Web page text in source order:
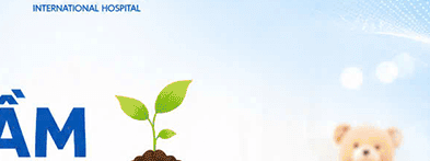
chứng như: tụ mủ, áp xe não,
đến bệnh viện thuộc
đã tin tưởng và gửi câu hỏi đến
Tôi đã
cá nhân
DLCN
DLCN.